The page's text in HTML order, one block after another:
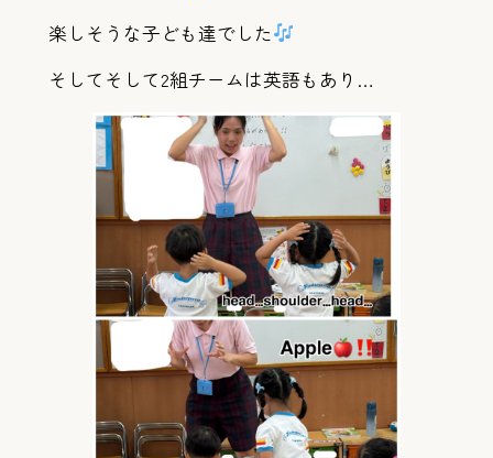
楽しそうな子ども達でした
そしてそして2組チームは英語もあり…